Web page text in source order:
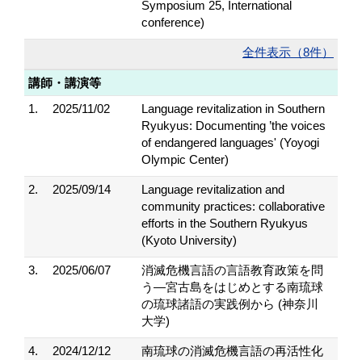
Symposium 25, International
conference)
全件表示（8件）
講師・講演等
1.
2025/11/02
Language revitalization in Southern
Ryukyus: Documenting ’the voices
of endangered languages' (Yoyogi
Olympic Center)
2. 2025/09/14
Language revitalization and
community practices: collaborative
efforts in the Southern Ryukyus
(Kyoto University)
3. 2025/06/07
消滅危機言語の言語教育政策を問
う―宮古島をはじめとする南琉球
の琉球諸語の実践例から (神奈川
大学)
4. 2024/12/12
南琉球の消滅危機言語の再活性化